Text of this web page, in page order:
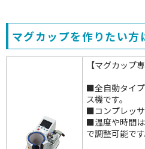
マグカップを作りたい方
【マグカップ専
■全自動タイ
ス機です。
■コンプレッサ
■温度や時間
で調整可能です